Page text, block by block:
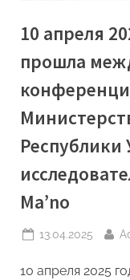
10 апреля
прошла
Республики
Ma’no
Posted
13.04.2025
10 апреля 2025